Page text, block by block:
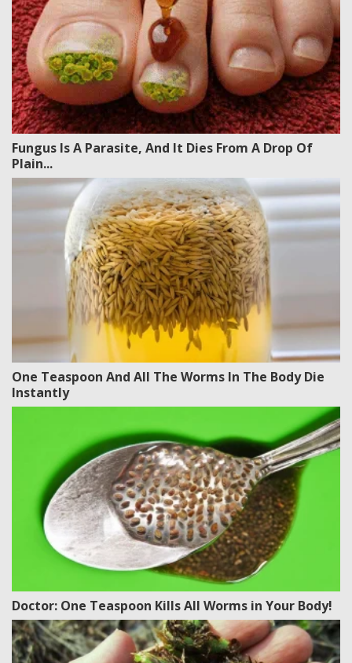
Fungus Is A Parasite, And It Dies From A Drop Of
Plain...
One Teaspoon And All The Worms In The Body Die
Instantly
Doctor: One Teaspoon Kills All Worms in Your Body!